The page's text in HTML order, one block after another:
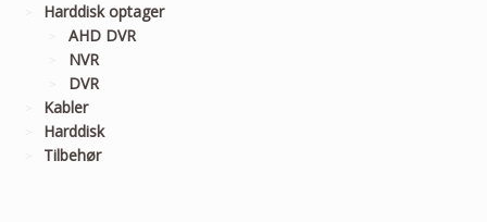
Harddisk optager
AHD DVR
NVR
DVR
Kabler
Harddisk
Tilbehør